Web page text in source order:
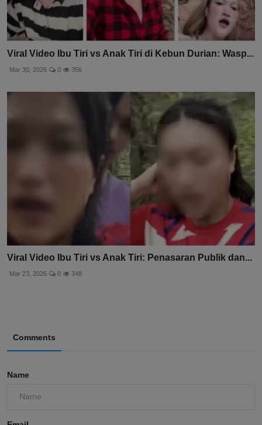
Viral Video Ibu Tiri vs Anak Tiri di Kebun Durian: Wasp...
Mar 30, 2026 0 356
Viral Video Ibu Tiri vs Anak Tiri: Penasaran Publik dan...
Mar 23, 2026 0 348
Comments
Name